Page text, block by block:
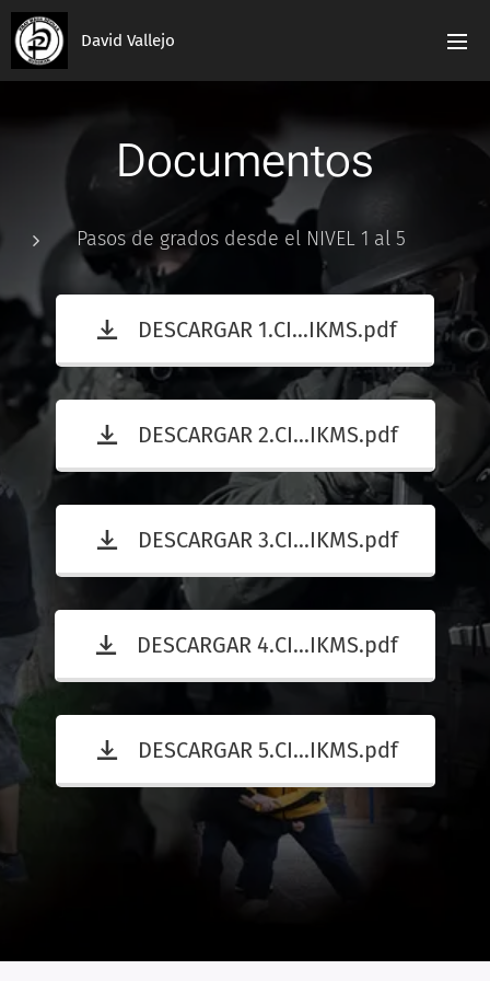
David Vallejo
Documentos
Pasos de grados desde el NIVEL 1 al 5
DESCARGAR 1.CI...IKMS.pdf
DESCARGAR 2.CI...IKMS.pdf
DESCARGAR 3.CI...IKMS.pdf
DESCARGAR 4.CI...IKMS.pdf
DESCARGAR 5.CI...IKMS.pdf